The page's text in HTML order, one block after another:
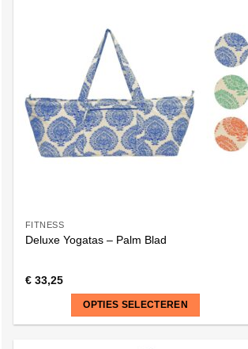
FITNESS
Deluxe Yogatas – Palm Blad
€33,25
OPTIES SELECTEREN